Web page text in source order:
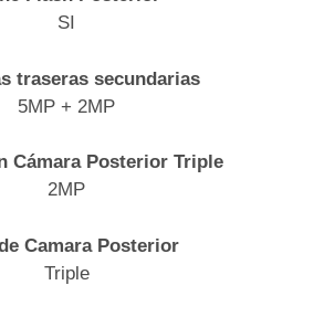
SI
traseras secundarias
5MP + 2MP
Cámara Posterior Triple
2MP
Camara Posterior
Triple